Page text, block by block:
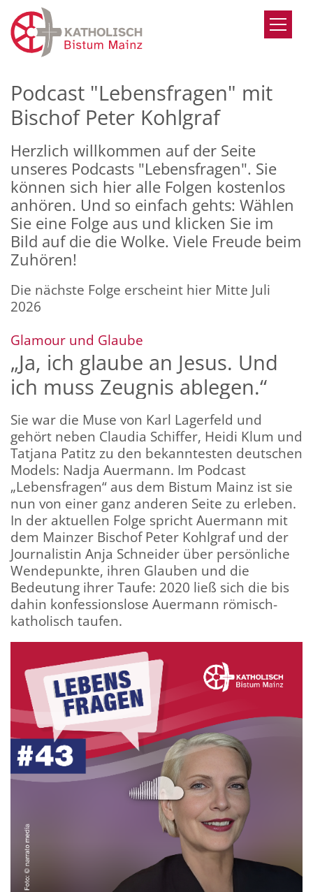
Zum Inhalt springen
Podcast "Lebensfragen" mit
Bischof Peter Kohlgraf
Herzlich willkommen auf der Seite
unseres Podcasts "Lebensfragen". Sie
können sich hier alle Folgen kostenlos
anhören. Und so einfach gehts: Wählen
Sie eine Folge aus und klicken Sie im
Bild auf die die Wolke. Viele Freude beim
Zuhören!
Die nächste Folge erscheint hier Mitte Juli
2026
Glamour und Glaube
„Ja, ich glaube an Jesus. Und
ich muss Zeugnis ablegen.“
Sie war die Muse von Karl Lagerfeld und
gehört neben Claudia Schiffer, Heidi Klum und
Tatjana Patitz zu den bekanntesten deutschen
Models: Nadja Auermann. Im Podcast
„Lebensfragen“ aus dem Bistum Mainz ist sie
nun von einer ganz anderen Seite zu erleben.
In der aktuellen Folge spricht Auermann mit
dem Mainzer Bischof Peter Kohlgraf und der
Journalistin Anja Schneider über persönliche
Wendepunkte, ihren Glauben und die
Bedeutung ihrer Taufe: 2020 ließ sich die bis
dahin konfessionslose Auermann römisch-
katholisch taufen.